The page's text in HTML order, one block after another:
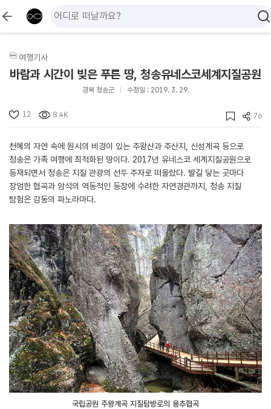
여행기사
바람과 시간이 빚은 푸른 땅, 청송유네스코세계지질공원
경북 청송군 수정일 : 2019. 3. 29.
12 8.4K 76
천혜의 자연 속에 원시의 비경이 있는 주왕산과 주산지, 신성계곡 등으로
청송은 가족 여행에 최적화된 땅이다. 2017년 유네스코 세계지질공원으로
등재되면서 청송은 지질 관광의 선두 주자로 떠올랐다. 발길 닿는 곳마다
장엄한 협곡과 암석의 역동적인 등장에 수려한 자연경관까지, 청송 지질
탐험은 감동의 파노라마다.
국립공원 주왕계곡 지질탐방로의 용추협곡